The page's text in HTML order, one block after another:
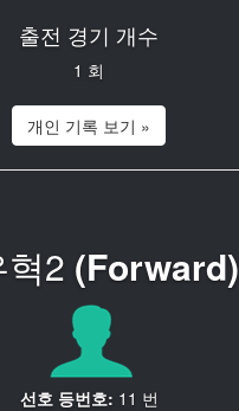
출전 경기 개수
1 회
개인 기록 보기 »
2 (Forward)
선호 등번호: 11 번